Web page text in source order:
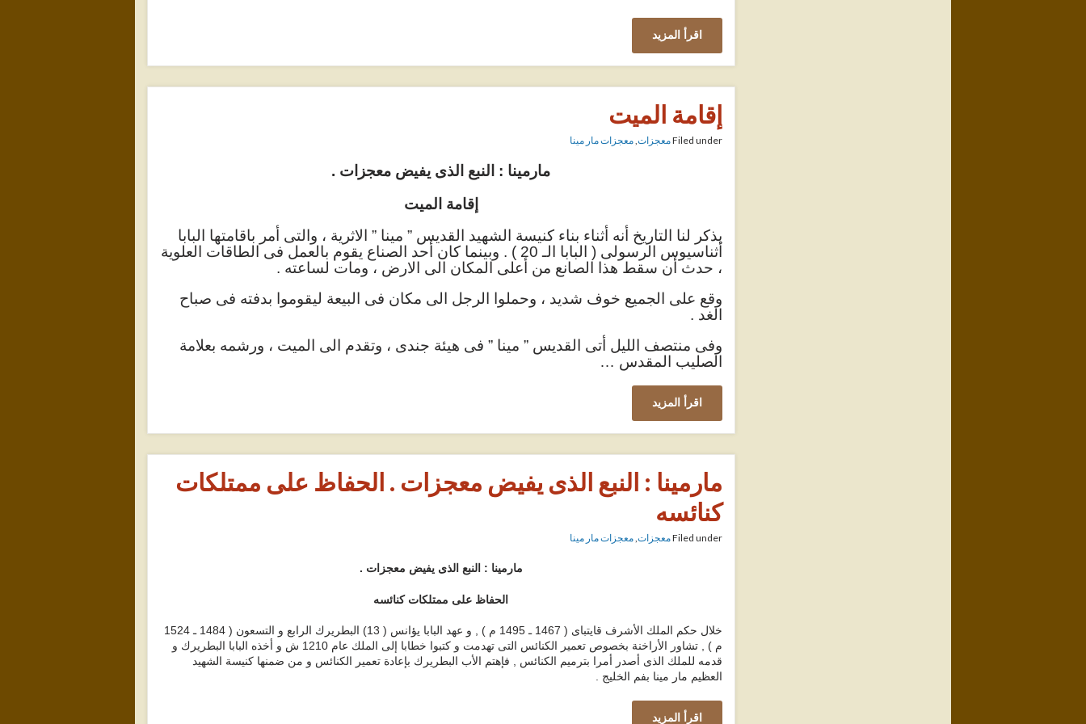
اقرأ المزيد
إقامة الميت
Filed underمعجزات ,معجزات مار مينا
مارمينا : النبع الذى يفيض معجزات .
إقامة الميت
يذكر لنا التاريخ أنه أثناء بناء كنيسة الشهيد القديس ” مينا ” الاثرية ، والتى أمر باقامتها البابا
أثناسيوس الرسولى ( البابا الـ 20 ) . وبينما كان أحد الصناع يقوم بالعمل فى الطاقات العلوية
، حدث أن سقط هذا الصانع من أعلى المكان الى الارض ، ومات لساعته .
وقع على الجميع خوف شديد ، وحملوا الرجل الى مكان فى البيعة ليقوموا بدفته فى صباح
الغد .
وفى منتصف الليل أتى القديس ” مينا ” فى هيئة جندى ، وتقدم الى الميت ، ورشمه بعلامة
الصليب المقدس …
اقرأ المزيد
مارمينا : النبع الذى يفيض معجزات . الحفاظ على ممتلكات
كنائسه
Filed underمعجزات ,معجزات مار مينا
مارمينا : النبع الذى يفيض معجزات .
الحفاظ على ممتلكات كنائسه
خلال حكم الملك الأشرف قايتباى ( 1467 ـ 1495 م ) , و عهد البابا يؤانس ( 13) البطريرك الرابع و التسعون ( 1484 ـ 1524
م ) , تشاور الأراخنة بخصوص تعمير الكنائس التى تهدمت و كتبوا خطابا إلى الملك عام 1210 ش و أخذه البابا البطريرك و
قدمه للملك الذى أصدر أمرا بترميم الكنائس , فإهتم الأب البطريرك بإعادة تعمير الكنائس و من ضمنها كنيسة الشهيد
العظيم مار مينا بفم الخليج .
اقرأ المزيد